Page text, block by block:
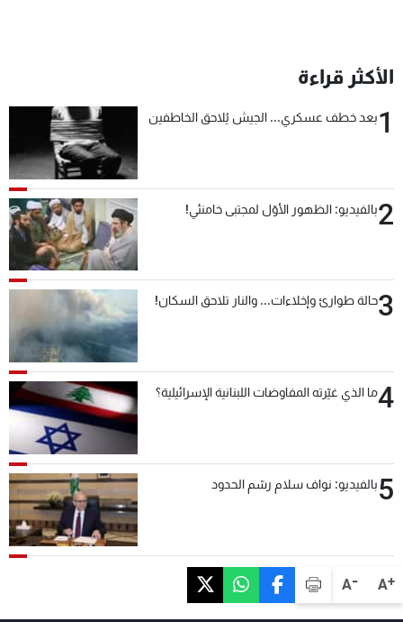
A+
A-
الأكثر قراءة
1بعد خطف عسكري... الجيش يُلاحق الخاطفين
2بالفيديو: الظهور الأوّل لمجتبى خامنئي!
3حالة طوارئ وإخلاءات... والنار تلاحق السكان!
4ما الذي غيّرته المفاوضات اللبنانية الإسرائيلية؟
5بالفيديو: نواف سلام رسّم الحدود